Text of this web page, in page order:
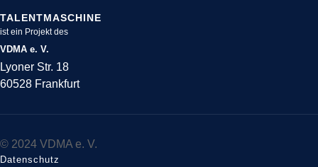
TALENTMASCHINE
ist ein Projekt des
VDMA e. V.
Lyoner Str. 18
60528 Frankfurt
© 2024 VDMA e. V.
Datenschutz